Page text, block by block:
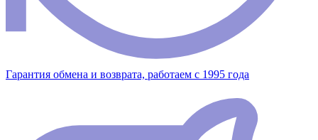
Гарантия обмена и возврата, работаем с 1995 года